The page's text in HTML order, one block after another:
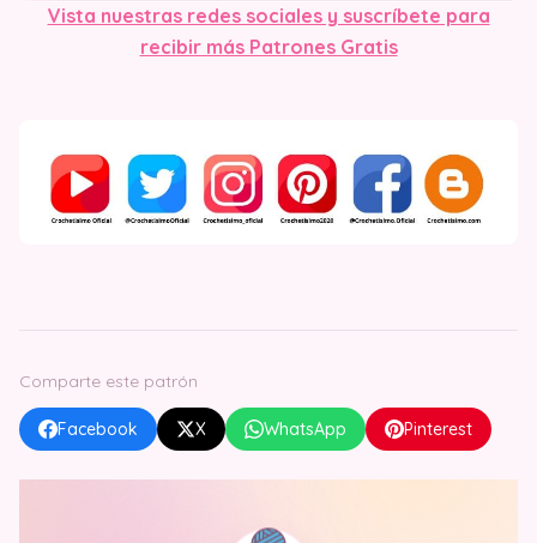
Vista nuestras redes sociales y suscríbete para
recibir más Patrones Gratis
Comparte este patrón
Facebook X WhatsApp Pinterest